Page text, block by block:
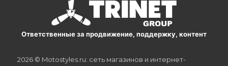
Ответственные за продвижение, поддержку, контент
2026 © Motostyles.ru: сеть магазинов и интернет-